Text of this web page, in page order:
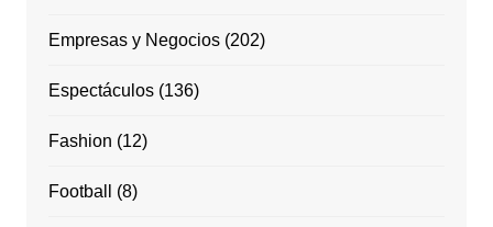
Empresas y Negocios(202)
Espectáculos(136)
Fashion (12)
Football (8)